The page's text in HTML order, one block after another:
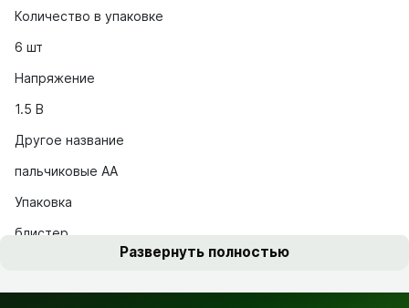
Количество в упаковке
6 шт
Напряжение
1.5 В
Другое название
пальчиковые AA
Упаковка
блистер
Развернуть полностью